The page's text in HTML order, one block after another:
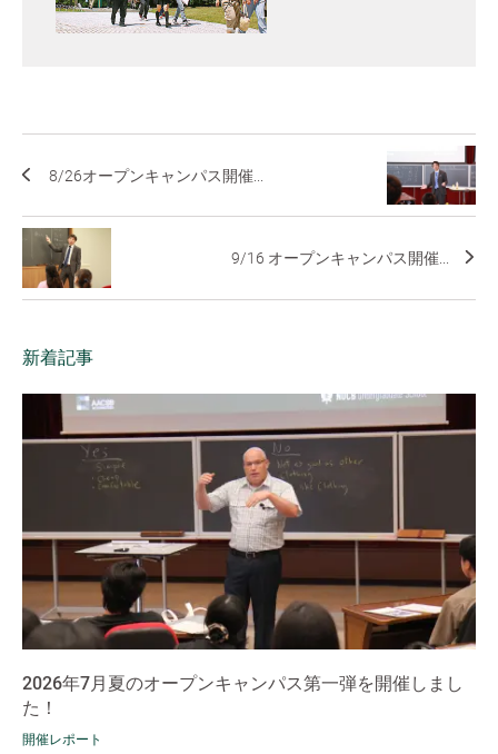
8/26オープンキャンパス開催...
9/16 オープンキャンパス開催...
新着記事
2026年7月夏のオープンキャンパス第一弾を開催しまし
た！
開催レポート